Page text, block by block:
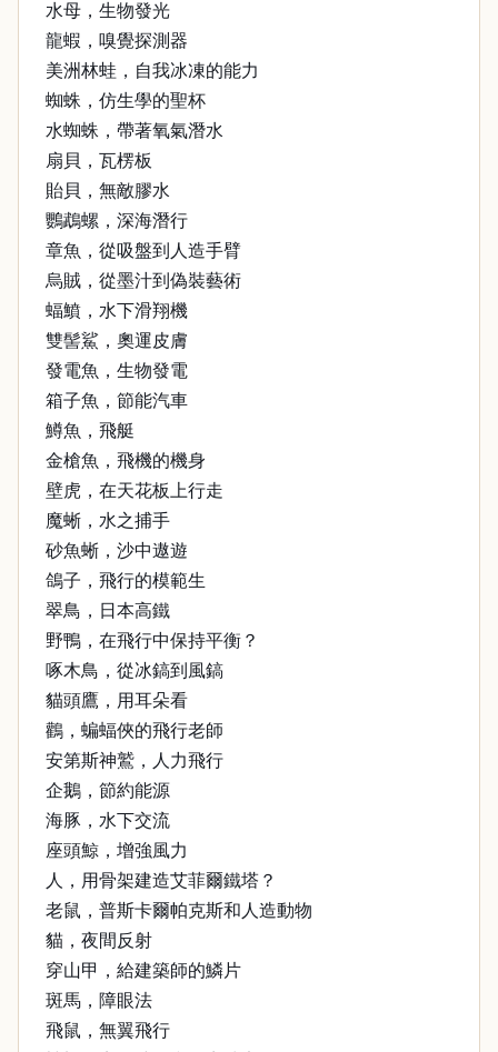
水母，生物發光
龍蝦，嗅覺探測器
美洲林蛙，自我冰凍的能力
蜘蛛，仿生學的聖杯
水蜘蛛，帶著氧氣潛水
扇貝，瓦楞板
貽貝，無敵膠水
鸚鵡螺，深海潛行
章魚，從吸盤到人造手臂
烏賊，從墨汁到偽裝藝術
蝠鱝，水下滑翔機
雙髻鯊，奧運皮膚
發電魚，生物發電
箱子魚，節能汽車
鱒魚，飛艇
金槍魚，飛機的機身
壁虎，在天花板上行走
魔蜥，水之捕手
砂魚蜥，沙中遨遊
鴿子，飛行的模範生
翠鳥，日本高鐵
野鴨，在飛行中保持平衡？
啄木鳥，從冰鎬到風鎬
貓頭鷹，用耳朵看
鸛，蝙蝠俠的飛行老師
安第斯神鷲，人力飛行
企鵝，節約能源
海豚，水下交流
座頭鯨，增強風力
人，用骨架建造艾菲爾鐵塔？
老鼠，普斯卡爾帕克斯和人造動物
貓，夜間反射
穿山甲，給建築師的鱗片
斑馬，障眼法
飛鼠，無翼飛行